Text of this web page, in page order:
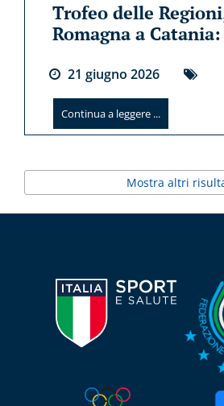
Trofeo delle
Romagna a
21 giugno 2026
Continua a leggere ...
Mostra altri